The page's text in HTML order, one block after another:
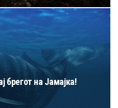
брегот на Јамајка!